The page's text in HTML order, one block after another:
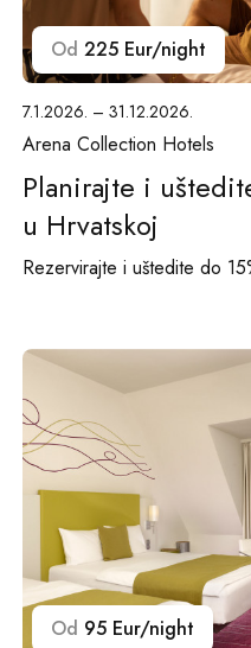
Od 225 Eur/night
7.1.2026. – 31.12.2026.
Arena Collection Hotels
Planirajte i
u Hrvatskoj
Rezervirajte i uštedite do
Od 95 Eur/night